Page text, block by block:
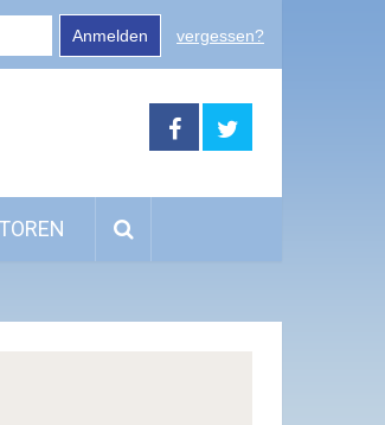
Anmelden vergessen?